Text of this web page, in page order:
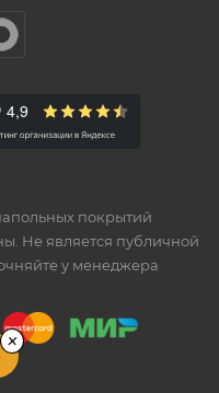
покрытий
Не является публичной
у менеджера
×